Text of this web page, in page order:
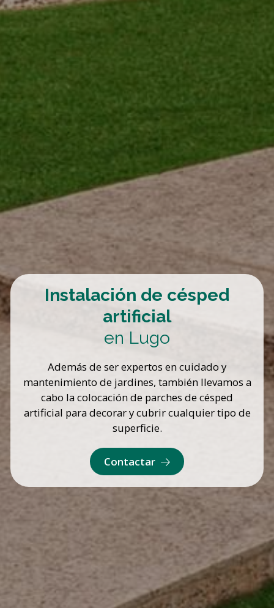
Instalación de césped
artificial
en Lugo
Además de ser expertos en cuidado y
mantenimiento de jardines, también llevamos a
cabo la colocación de parches de césped
artificial para decorar y cubrir cualquier tipo de
superficie.
Contactar